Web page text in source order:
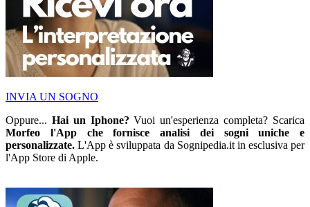
INVIA UN SOGNO
Oppure... Hai un Iphone? Vuoi un'esperienza completa? Scarica
Morfeo l'App che fornisce analisi dei sogni uniche e
personalizzate. L'App è sviluppata da Sognipedia.it in esclusiva per
l'App Store di Apple.